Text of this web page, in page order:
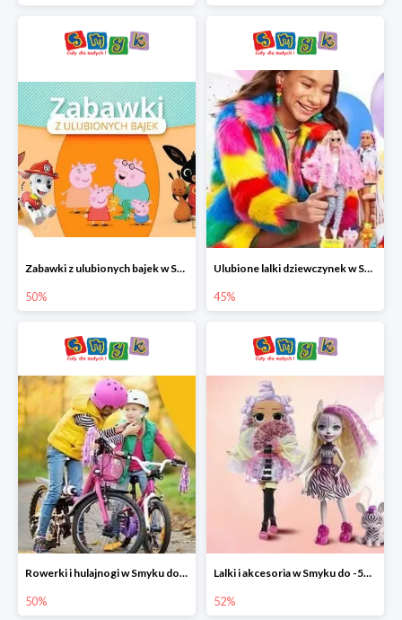
Zabawki z ulubionych bajek w Smyku do -50%
50%
Ulubione lalki dziewczynek w Smyku do -45%
45%
Rowerki i hulajnogi w Smyku do -50%
50%
Lalki i akcesoria w Smyku do -52%
52%